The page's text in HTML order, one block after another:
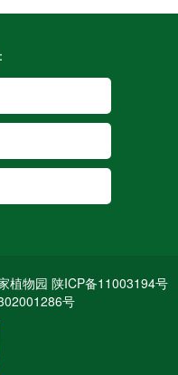
植物园 陕ICP备11003194号
号